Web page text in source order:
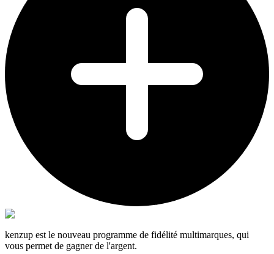
kenzup est le nouveau programme de fidélité multimarques, qui
vous permet de gagner de l'argent.